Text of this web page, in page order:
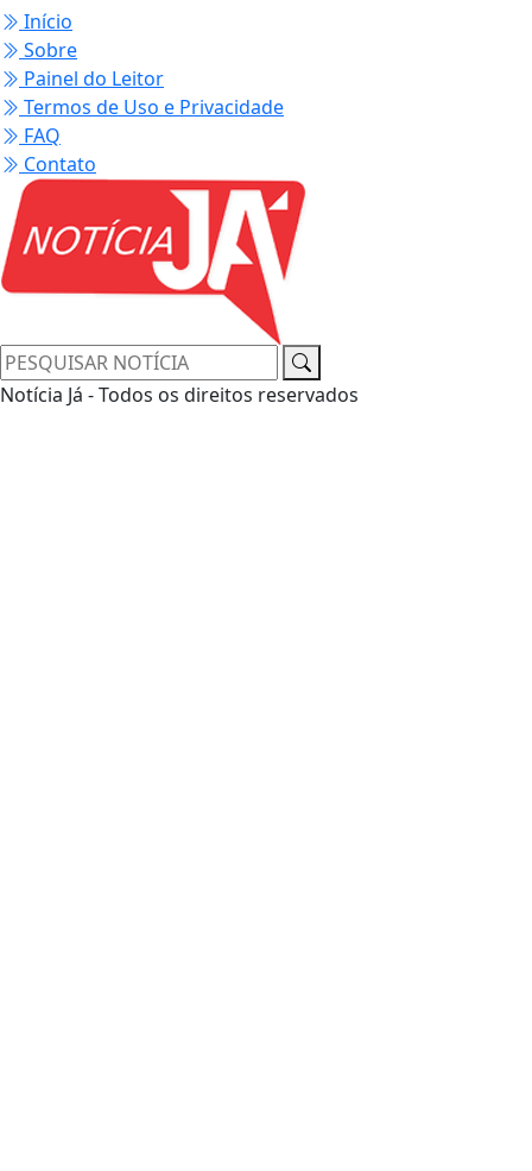
Início
Sobre
Painel do Leitor
Termos de Uso e Privacidade
FAQ
Contato
Notícia Já - Todos os direitos reservados